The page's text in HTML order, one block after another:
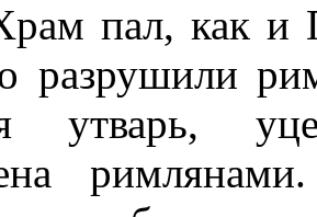
пал, как и
разрушили
утварь,